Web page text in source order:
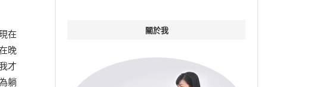
在
晚
才
躺
關於我